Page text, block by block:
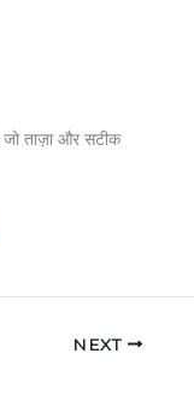
ताज़ा और सटीक
NEXT